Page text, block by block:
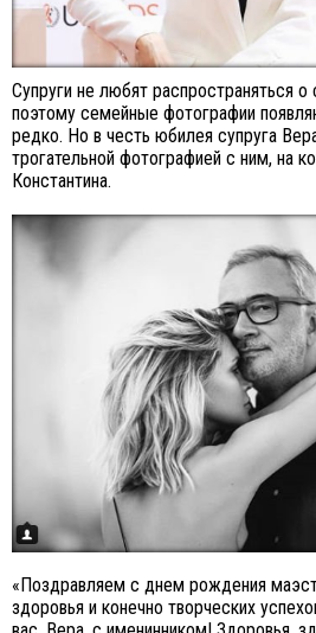
Супруги не любят распространяться о
поэтому семейные фотографии
редко. Но в честь юбилея супруга
трогательной фотографией с ним, на
Константина.
«Поздравляем с днем рождения
здоровья и конечно творческих